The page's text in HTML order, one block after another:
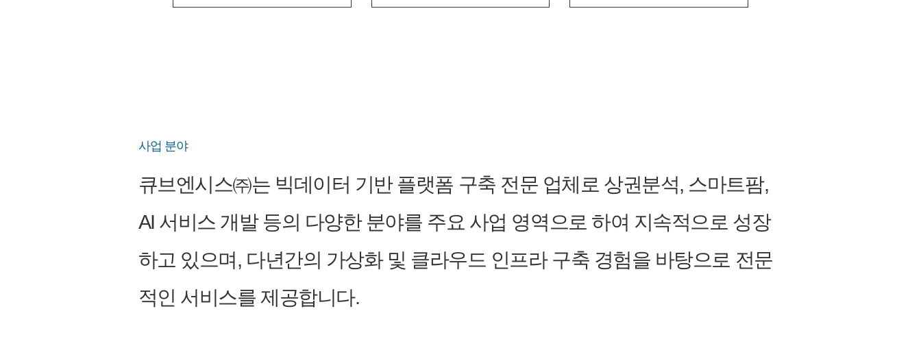
사업 분야
큐브엔시스㈜는 빅데이터 기반 플랫폼 구축 전문 업체로 상권분석, 스마트팜,
AI 서비스 개발 등의 다양한 분야를 주요 사업 영역으로 하여 지속적으로 성장
하고 있으며, 다년간의 가상화 및 클라우드 인프라 구축 경험을 바탕으로 전문
적인 서비스를 제공합니다.